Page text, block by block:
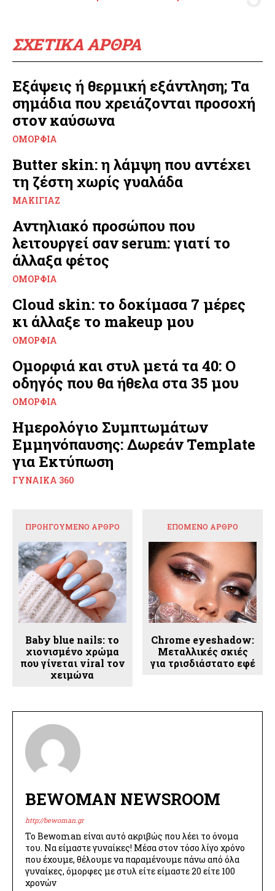
ΣΧΕΤΙΚΑ ΑΡΘΡΑ
Εξάψεις ή θερμική εξάντληση; Τα
σημάδια που χρειάζονται προσοχή
στον καύσωνα
ΟΜΟΡΦΙΆ
Butter skin: η λάμψη που αντέχει
τη ζέστη χωρίς γυαλάδα
ΜΑΚΙΓΙΆΖ
Αντηλιακό προσώπου που
λειτουργεί σαν serum: γιατί το
άλλαξα φέτος
ΟΜΟΡΦΙΆ
Cloud skin: το δοκίμασα 7 μέρες
κι άλλαξε το makeup μου
ΟΜΟΡΦΙΆ
Ομορφιά και στυλ μετά τα 40: Ο
οδηγός που θα ήθελα στα 35 μου
ΟΜΟΡΦΙΆ
Ημερολόγιο Συμπτωμάτων
Εμμηνόπαυσης: Δωρεάν Template
για Εκτύπωση
ΓΥΝΑΊΚΑ 360
ΠΡΟΗΓΟΎΜΕΝΟ ΆΡΘΡΟ
Baby blue nails: το
χιονισμένο χρώμα
που γίνεται viral τον
χειμώνα
ΕΠΌΜΕΝΟ ΆΡΘΡΟ
Chrome eyeshadow:
Μεταλλικές σκιές
για τρισδιάστατο εφέ
BEWOMAN NEWSROOM
http://bewoman.gr
Το Bewoman είναι αυτό ακριβώς που λέει το όνομα
του. Να είμαστε γυναίκες! Μέσα στον τόσο λίγο χρόνο
που έχουμε, θέλουμε να παραμένουμε πάνω από όλα
γυναίκες, όμορφες με στυλ είτε είμαστε 20 είτε 100
χρονών